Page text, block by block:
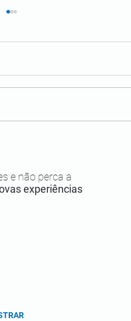
e não perca a
experiências